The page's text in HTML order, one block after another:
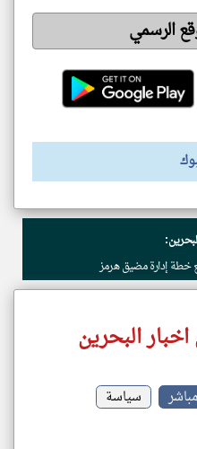
الرسمي
البحرين
مباشر سياسة